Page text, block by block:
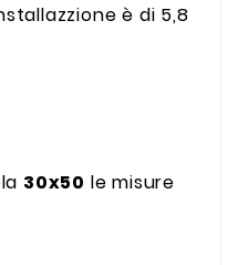
è di 5,8
30x50 le misure